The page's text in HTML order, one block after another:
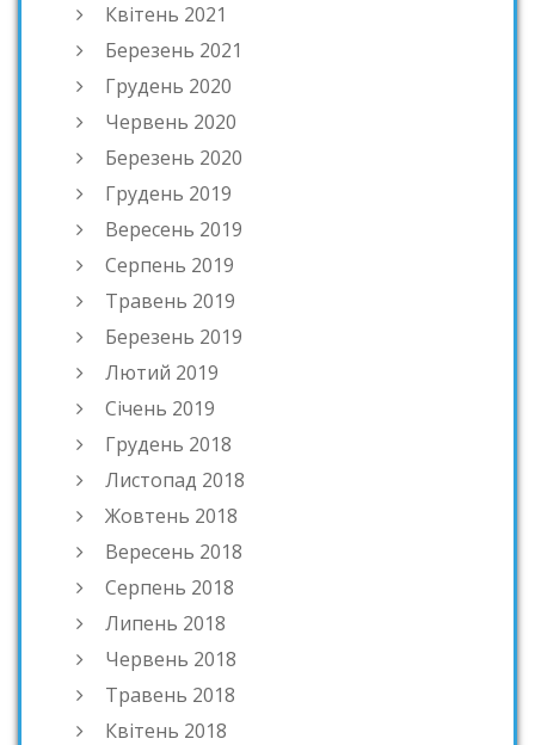
Квітень 2021
Березень 2021
Грудень 2020
Червень 2020
Березень 2020
Грудень 2019
Вересень 2019
Серпень 2019
Травень 2019
Березень 2019
Лютий 2019
Січень 2019
Грудень 2018
Листопад 2018
Жовтень 2018
Вересень 2018
Серпень 2018
Липень 2018
Червень 2018
Травень 2018
Квітень 2018